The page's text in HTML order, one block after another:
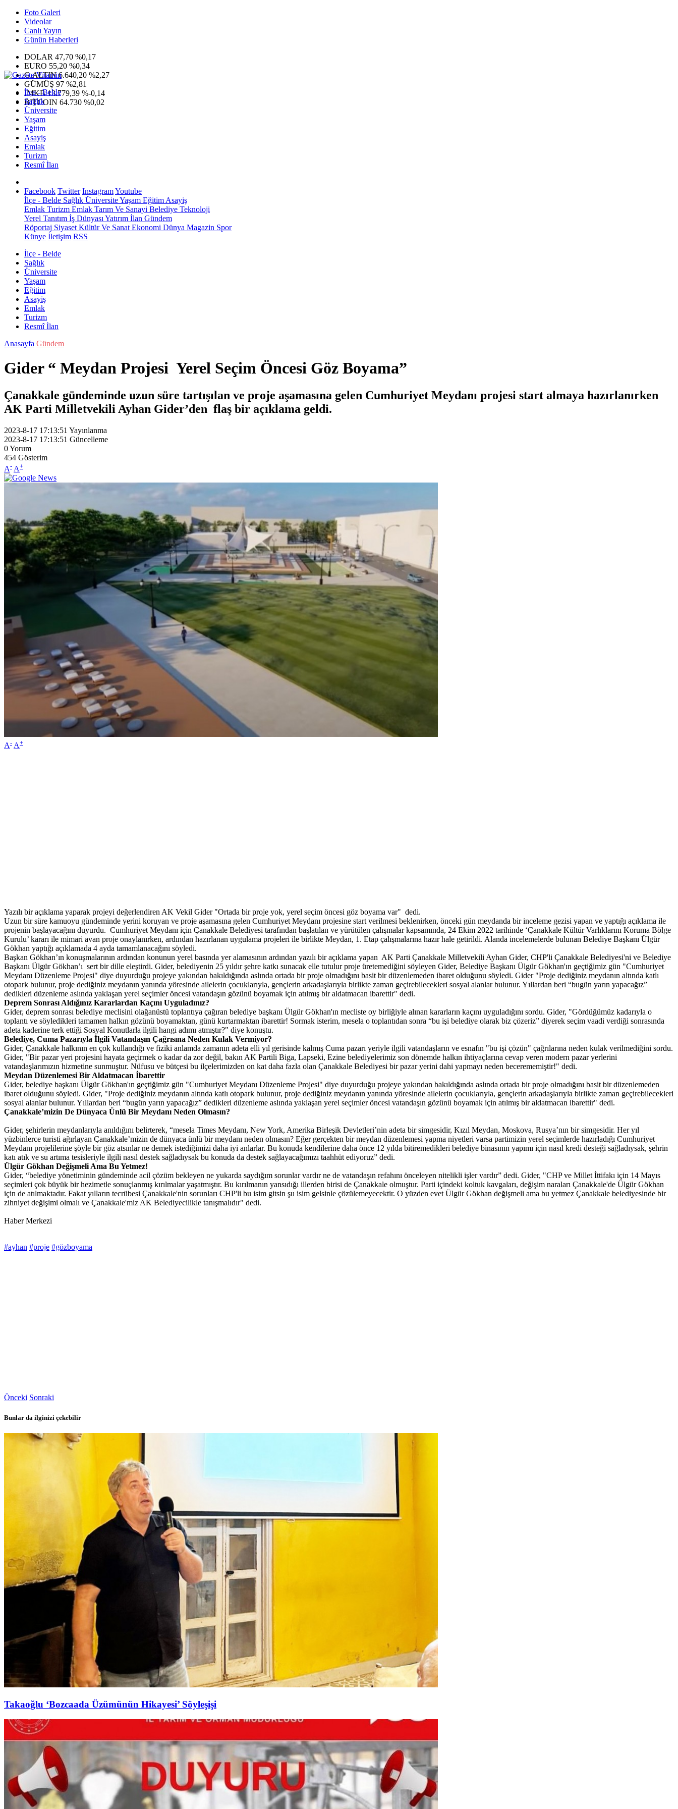
Foto Galeri
Videolar
Canlı Yayın
Günün Haberleri
DOLAR 47,70 %0,17
EURO 55,20 %0,34
G.ALTIN6.640,20 %2,27
GÜMÜŞ 97 %2,81
IMKB13.779,39 %-0,14
BITCOIN 64.730 %0,02
İlçe - Belde
Sağlık
Üniversite
Yaşam
Eğitim
Asayiş
Emlak
Turizm
Resmî İlan
Facebook Twitter InstagramYoutube
İlçe - Belde Sağlık ÜniversiteYaşam Eğitim Asayiş
Emlak Turizm Emlak Tarım Ve Sanayi Belediye Teknoloji
Yerel Tanıtım İş Dünyası Yatırım İlan Gündem
Röportaj Siyaset Kültür Ve Sanat Ekonomi Dünya Magazin Spor
Künye İletişim RSS
İlçe - Belde
Sağlık
Üniversite
Yaşam
Eğitim
Asayiş
Emlak
Turizm
Resmî İlan
Anasayfa Gündem
Gider “ Meydan Projesi Yerel Seçim Öncesi Göz Boyama”
Çanakkale gündeminde uzun süre tartışılan ve proje aşamasına gelen Cumhuriyet Meydanı projesi start almaya hazırlanırken
AK Parti Milletvekili Ayhan Gider’den flaş bir açıklama geldi.
2023-8-17 17:13:51 Yayınlanma
2023-8-17 17:13:51 Güncelleme
0Yorum
454 Gösterim
A- A+
A- A+
Yazılı bir açıklama yaparak projeyi değerlendiren AK Vekil Gider "Ortada bir proje yok, yerel seçim öncesi göz boyama var" dedi.
Uzun bir süre kamuoyu gündeminde yerini koruyan ve proje aşamasına gelen Cumhuriyet Meydanı projesine start verilmesi beklenirken, önceki gün meydanda bir inceleme gezisi yapan ve yaptığı açıklama ile
projenin başlayacağını duyurdu. Cumhuriyet Meydanı için Çanakkale Belediyesi tarafından başlatılan ve yürütülen çalışmalar kapsamında, 24 Ekim 2022 tarihinde ‘Çanakkale Kültür Varlıklarını Koruma Bölge
Kurulu’ kararı ile mimari avan proje onaylanırken, ardından hazırlanan uygulama projeleri ile birlikte Meydan, 1. Etap çalışmalarına hazır hale getirildi. Alanda incelemelerde bulunan Belediye Başkanı Ülgür
Gökhan yaptığı açıklamada 4 ayda tamamlanacağını söyledi.
Başkan Gökhan’ın konuşmalarının ardından konunun yerel basında yer alamasının ardından yazılı bir açıklama yapan AK Parti Çanakkale Milletvekili Ayhan Gider, CHP'li Çanakkale Belediyesi'ni ve Belediye
Başkanı Ülgür Gökhan’ı sert bir dille eleştirdi. Gider, belediyenin 25 yıldır şehre katkı sunacak elle tutulur proje üretemediğini söyleyen Gider, Belediye Başkanı Ülgür Gökhan'ın geçtiğimiz gün "Cumhuriyet
Meydanı Düzenleme Projesi" diye duyurduğu projeye yakından bakıldığında aslında ortada bir proje olmadığını basit bir düzenlemeden ibaret olduğunu söyledi. Gider "Proje dediğiniz meydanın altında katlı
otopark bulunur, proje dediğiniz meydanın yanında yöresinde ailelerin çocuklarıyla, gençlerin arkadaşlarıyla birlikte zaman geçirebilecekleri sosyal alanlar bulunur. Yıllardan beri “bugün yarın yapacağız”
dedikleri düzenleme aslında yaklaşan yerel seçimler öncesi vatandaşın gözünü boyamak için atılmış bir aldatmacan ibarettir" dedi.
Deprem Sonrası Aldığınız Kararlardan Kaçını Uyguladınız?
Gider, deprem sonrası belediye meclisini olağanüstü toplantıya çağıran belediye başkanı Ülgür Gökhan'ın mecliste oy birliğiyle alınan kararların kaçını uyguladığını sordu. Gider, "Gördüğümüz kadarıyla o
toplantı ve söyledikleri tamamen halkın gözünü boyamaktan, günü kurtarmaktan ibarettir! Sormak isterim, mesela o toplantıdan sonra “bu işi belediye olarak biz çözeriz” diyerek seçim vaadi verdiği sonrasında
adeta kaderine terk ettiği Sosyal Konutlarla ilgili hangi adımı atmıştır?" diye konuştu.
Belediye, Cuma Pazarıyla İlgili Vatandaşın Çağrısına Neden Kulak Vermiyor?
Gider, Çanakkale halkının en çok kullandığı ve fiziki anlamda zamanın adeta elli yıl gerisinde kalmış Cuma pazarı yeriyle ilgili vatandaşların ve esnafın "bu işi çözün" çağrılarına neden kulak verilmediğini sordu.
Gider, "Bir pazar yeri projesini hayata geçirmek o kadar da zor değil, bakın AK Partili Biga, Lapseki, Ezine belediyelerimiz son dönemde halkın ihtiyaçlarına cevap veren modern pazar yerlerini
vatandaşlarımızın hizmetine sunmuştur. Nüfusu ve bütçesi bu ilçelerimizden on kat daha fazla olan Çanakkale Belediyesi bir pazar yerini dahi yapmayı neden becerememiştir!" dedi.
Meydan Düzenlemesi Bir Aldatmacan İbarettir
Gider, belediye başkanı Ülgür Gökhan'ın geçtiğimiz gün "Cumhuriyet Meydanı Düzenleme Projesi" diye duyurduğu projeye yakından bakıldığında aslında ortada bir proje olmadığını basit bir düzenlemeden
ibaret olduğunu söyledi. Gider, "Proje dediğiniz meydanın altında katlı otopark bulunur, proje dediğiniz meydanın yanında yöresinde ailelerin çocuklarıyla, gençlerin arkadaşlarıyla birlikte zaman geçirebilecekleri
sosyal alanlar bulunur. Yıllardan beri “bugün yarın yapacağız” dedikleri düzenleme aslında yaklaşan yerel seçimler öncesi vatandaşın gözünü boyamak için atılmış bir aldatmacan ibarettir" dedi.
Çanakkale’mizin De Dünyaca Ünlü Bir Meydanı Neden Olmasın?
Gider, şehirlerin meydanlarıyla anıldığını belirterek, “mesela Times Meydanı, New York, Amerika Birleşik Devletleri’nin adeta bir simgesidir, Kızıl Meydan, Moskova, Rusya’nın bir simgesidir. Her yıl
yüzbinlerce turisti ağırlayan Çanakkale’mizin de dünyaca ünlü bir meydanı neden olmasın? Eğer gerçekten bir meydan düzenlemesi yapma niyetleri varsa partimizin yerel seçimlerde hazırladığı Cumhuriyet
Meydanı projelilerine şöyle bir göz atsınlar ne demek istediğimizi daha iyi anlarlar. Bu konuda kendilerine daha önce 12 yılda bitiremedikleri belediye binasının yapımı için nasıl kredi desteği sağladıysak, şehrin
katı atık ve su artıma tesisleriyle ilgili nasıl destek sağladıysak bu konuda da destek sağlayacağımızı taahhüt ediyoruz” dedi.
Ülgür Gökhan Değişmeli Ama Bu Yetmez!
Gider, “belediye yönetiminin gündeminde acil çözüm bekleyen ne yukarda saydığım sorunlar vardır ne de vatandaşın refahını önceleyen nitelikli işler vardır” dedi. Gider, "CHP ve Millet İttifakı için 14 Mayıs
seçimleri çok büyük bir hezimetle sonuçlanmış kırılmalar yaşatmıştır. Bu kırılmanın yansıdığı illerden birisi de Çanakkale olmuştur. Parti içindeki koltuk kavgaları, değişim naraları Çanakkale'de Ülgür Gökhan
için de atılmaktadır. Fakat yılların tecrübesi Çanakkale'nin sorunları CHP'li bu isim gitsin şu isim gelsinle çözülemeyecektir. O yüzden evet Ülgür Gökhan değişmeli ama bu yetmez Çanakkale belediyesinde bir
zihniyet değişimi olmalı ve Çanakkale'miz AK Belediyecilikle tanışmalıdır" dedi.
Haber Merkezi
#ayhan #proje #gözboyama
Önceki Sonraki
Bunlar da ilginizi çekebilir
Takaoğlu ‘Bozcaada Üzümünün Hikayesi’ Söyleşişi